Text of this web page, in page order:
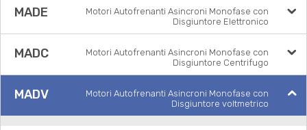
MADE
Motori Autofrenanti Asincroni Monofase con
Disgiuntore Elettronico
MADC
Motori Autofrenanti Asincroni Monofase con
Disgiuntore Centrifugo
MADV
Motori Autofrenanti Asincroni Monofase con
Disgiuntore voltmetrico